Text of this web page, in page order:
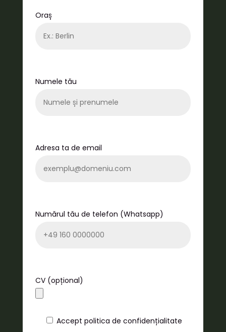
Oraș
Numele tău
Adresa ta de email
Numărul tău de telefon (Whatsapp)
CV (opțional)
Accept politica de confidențialitate